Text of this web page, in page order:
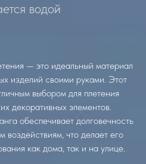
водой
— это идеальный материал
изделий своими руками. Этот
выбором для плетения
декоративных элементов.
обеспечивает долговечность
воздействиям, что делает его
как дома, так и на улице.